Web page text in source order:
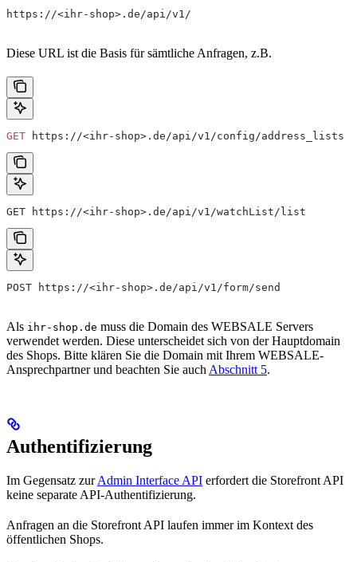
https://<ihr-shop>.de/api/v1/
Diese URL ist die Basis für sämtliche Anfragen, z.B.
GET https://<ihr-shop>.de/api/v1/config/address_lists
GET https://<ihr-shop>.de/api/v1/watchList/list
POST https://<ihr-shop>.de/api/v1/form/send
Als ihr-shop.de muss die Domain des WEBSALE Servers
verwendet werden. Diese unterscheidet sich von der Hauptdomain
des Shops. Bitte klären Sie die Domain mit Ihrem WEBSALE-
Ansprechpartner und beachten Sie auch Abschnitt 5.
Authentifizierung
Im Gegensatz zurAdmin Interface API erfordert die Storefront API
keine separate API-Authentifizierung.
Anfragen an die Storefront API laufen immer im Kontext des
öffentlichen Shops.